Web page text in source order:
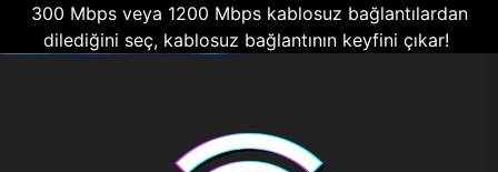
300 Mbps veya 1200 Mbps kablosuz bağlantılardan
dilediğini seç, kablosuz bağlantının keyfini çıkar!